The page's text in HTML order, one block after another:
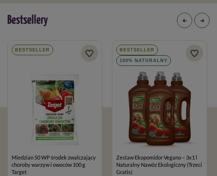
Bestsellery
BESTSELLER
Miedzian 50 WP środek zwalczający
choroby warzyw i owoców 100 g
Target
BESTSELLER
100% NATURALNY
Zestaw Ekopomidor Vegano – 3x1 l
Naturalny Nawóz Ekologiczny (Trzeci
Gratis)